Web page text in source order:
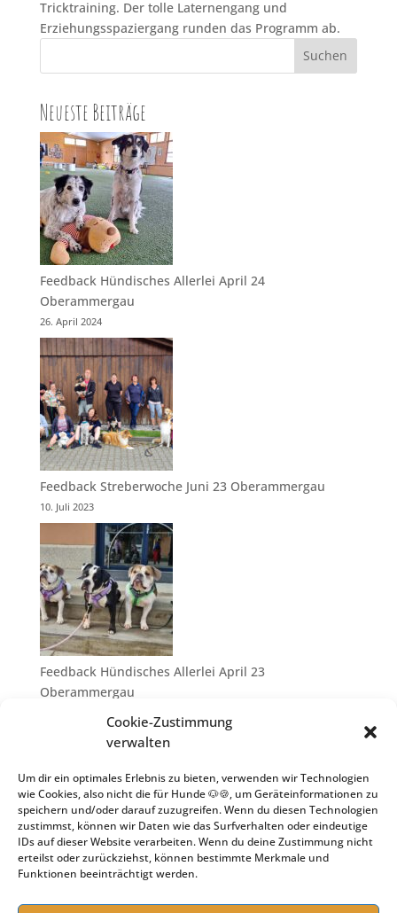
Cookie-Zustimmung
verwalten
Um dir ein optimales Erlebnis zu bieten, verwenden wir Technologien
wie Cookies, also nicht die für Hunde 🐶🍪, um Geräteinformationen zu
speichern und/oder darauf zuzugreifen. Wenn du diesen Technologien
zustimmst, können wir Daten wie das Surfverhalten oder eindeutige
IDs auf dieser Website verarbeiten. Wenn du deine Zustimmung nicht
erteilst oder zurückziehst, können bestimmte Merkmale und
Funktionen beeinträchtigt werden.
Tricktraining. Der tolle Laternengang und
Erziehungsspaziergang runden das Programm ab.
Suchen
Neueste Beiträge
Feedback Hündisches Allerlei April 24
Oberammergau
26. April 2024
Feedback Streberwoche Juni 23 Oberammergau
10. Juli 2023
Feedback Hündisches Allerlei April 23
Oberammergau
Goodbye Hundeschule – Hello Hundeseminare